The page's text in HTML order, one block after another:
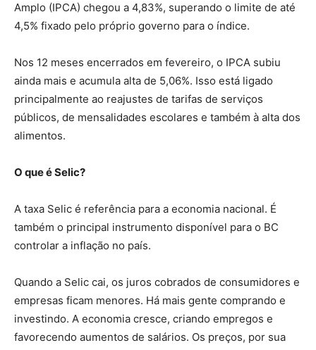
Amplo (IPCA) chegou a 4,83%, superando o limite de até
4,5% fixado pelo próprio governo para o índice.
Nos 12 meses encerrados em fevereiro, o IPCA subiu
ainda mais e acumula alta de 5,06%. Isso está ligado
principalmente ao reajustes de tarifas de serviços
públicos, de mensalidades escolares e também à alta dos
alimentos.
O que é Selic?
A taxa Selic é referência para a economia nacional. É
também o principal instrumento disponível para o BC
controlar a inflação no país.
Quando a Selic cai, os juros cobrados de consumidores e
empresas ficam menores. Há mais gente comprando e
investindo. A economia cresce, criando empregos e
favorecendo aumentos de salários. Os preços, por sua